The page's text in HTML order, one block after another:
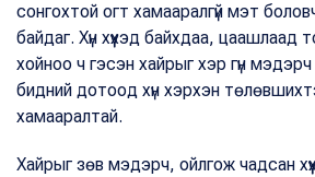
сонгохтой огт хамааралгүй мэт
байдаг. Хүн хүүхэд байхдаа, цаашлаад
хойноо ч гэсэн хайрыг хэр гүн
бидний дотоод хүн хэрхэн
хамааралтай.
Хайрыг зөв мэдэрч, ойлгож чадсан